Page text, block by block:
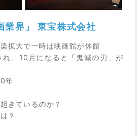
業界」 東宝株式会社
拡大で一時は映画館が休館
れ、10月になると「鬼滅の刃」が
年
きているのか？
？